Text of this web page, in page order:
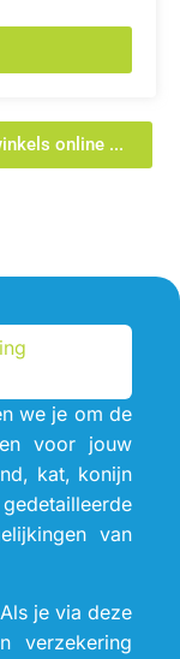
online ...
we je om de
voor jouw
kat, konijn
van
je via deze
verzekering